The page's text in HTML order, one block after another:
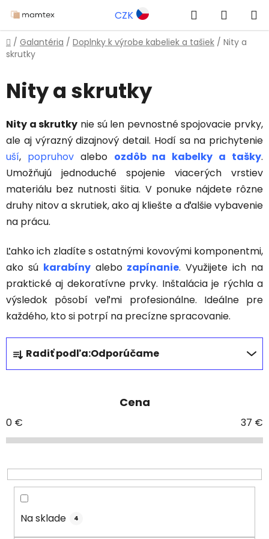
na
obsah
CZK Hľadať
KOŠÍK
Domov
/ Galantéria / Doplnky k výrobe kabeliek a tašiek / Nity a
skrutky
Nity a skrutky
Nity a skrutky nie sú len pevnostné spojovacie prvky,
ale aj výrazný dizajnový detail. Hodí sa na prichytenie
uší, popruhov alebo ozdôb na kabelky a tašky.
Umožňujú jednoduché spojenie viacerých vrstiev
materiálu bez nutnosti šitia. V ponuke nájdete rôzne
druhy nitov a skrutiek, ako aj kliešte a ďalšie vybavenie
na prácu.
Ľahko ich zladíte s ostatnými kovovými komponentmi,
ako sú karabíny alebo zapínanie. Využijete ich na
praktické aj dekoratívne prvky. Inštalácia je rýchla a
výsledok pôsobí veľmi profesionálne. Ideálne pre
každého, kto si potrpí na precízne spracovanie.
R
a
d
i
e
r
o
Radiť podľa:Odporúčame
Cena
0 € 37 €
Na sklade 4